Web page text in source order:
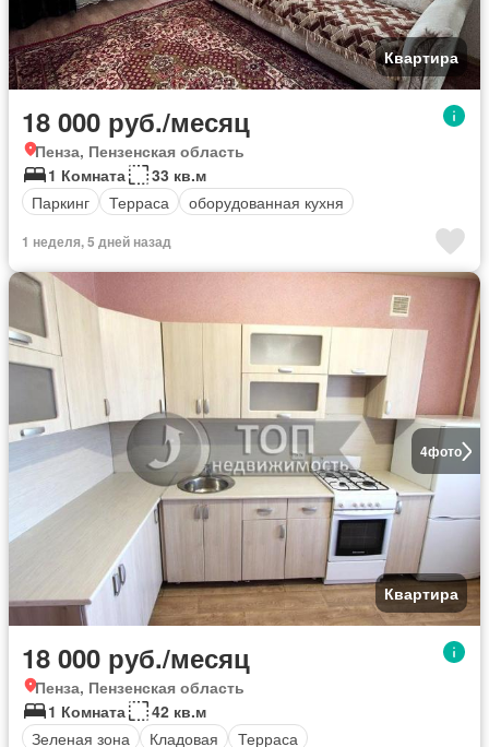
Квартира
18 000 руб./месяц
Пенза, Пензенская область
1 Комната
33 кв.м
Паркинг
Терраса оборудованная кухня
1 неделя, 5 дней назад
4фото
Квартира
18 000 руб./месяц
Пенза, Пензенская область
1 Комната
42 кв.м
Зеленая зона
Кладовая
Терраса